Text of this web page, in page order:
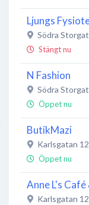
Ljungs
Södra
Stängt nu
N Fashion
Södra
Öppet nu
ButikMazi
Karlsgatan 12
Öppet nu
Anne L's
Karlsgatan 12